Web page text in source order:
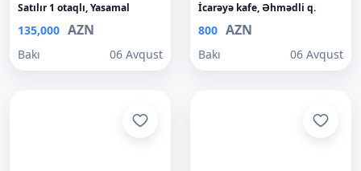
Satılır 1 otaqlı, Yasamal
135,000 AZN
Bakı 06 Avqust
İcarəyə kafe, Əhmədli q.
800 AZN
Bakı 06 Avqust